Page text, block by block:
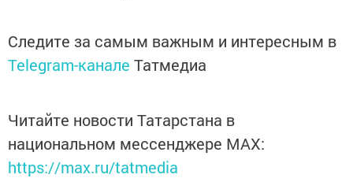
Следите за самым важным и интересным в
Telegram-канале Татмедиа
Читайте новости Татарстана в
национальном мессенджере MАХ:
https://max.ru/tatmedia